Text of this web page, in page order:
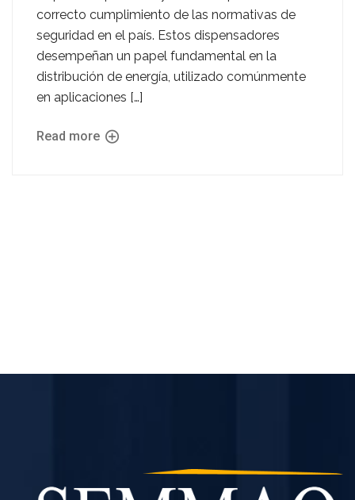
correcto cumplimiento de las normativas de
seguridad en el país. Estos dispensadores
desempeñan un papel fundamental en la
distribución de energía, utilizado comúnmente
en aplicaciones […]
Read more